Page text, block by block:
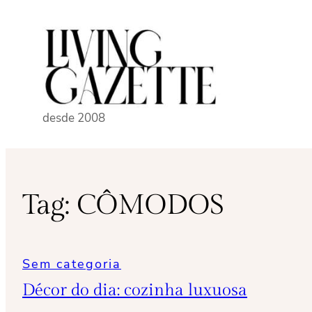
conteúdo
desde 2008
Tag: CÔMODOS
Sem categoria
Décor do dia: cozinha luxuosa